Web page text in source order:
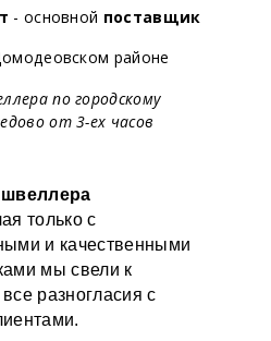
- основной поставщик
районе
по городскому
от 3-ех часов
швеллера
только с
и качественными
мы свели к
разногласия с